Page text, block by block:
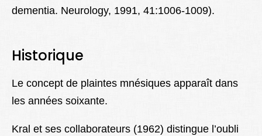
dementia. Neurology, 1991, 41:1006-1009).
Historique
Le concept de plaintes mnésiques apparaît dans
les années soixante.
Kral et ses collaborateurs (1962) distingue l’oubli